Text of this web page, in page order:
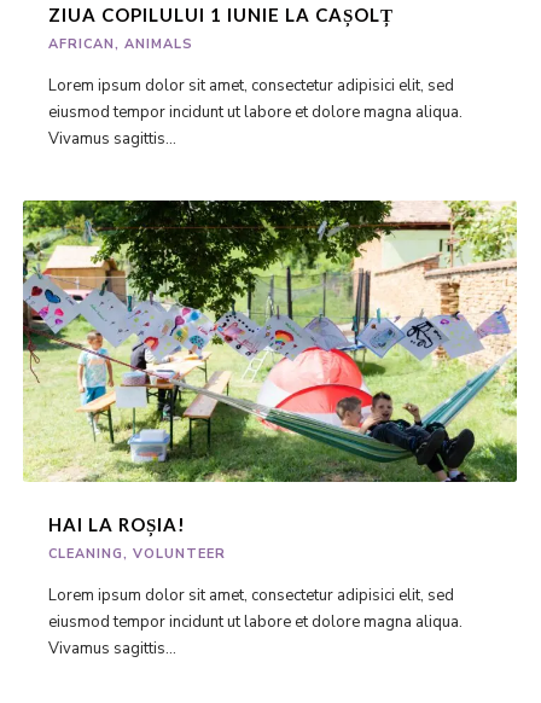
ZIUA COPILULUI 1 IUNIE LA CAȘOLȚ
AFRICAN, ANIMALS
Lorem ipsum dolor sit amet, consectetur adipisici elit, sed
eiusmod tempor incidunt ut labore et dolore magna aliqua.
Vivamus sagittis...
HAI LA ROȘIA!
CLEANING, VOLUNTEER
Lorem ipsum dolor sit amet, consectetur adipisici elit, sed
eiusmod tempor incidunt ut labore et dolore magna aliqua.
Vivamus sagittis...